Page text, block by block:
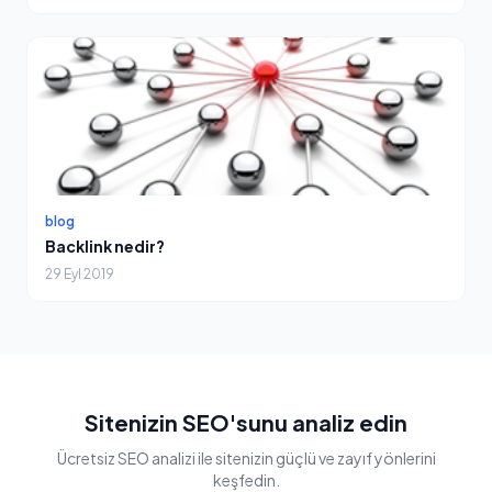
blog
Backlink nedir?
29 Eyl 2019
Sitenizin SEO'sunu analiz edin
Ücretsiz SEO analizi ile sitenizin güçlü ve zayıf yönlerini
keşfedin.